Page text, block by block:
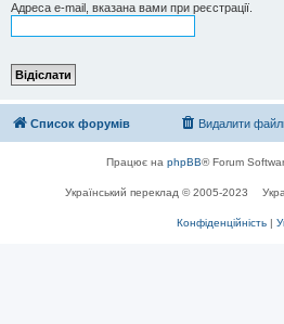
Адреса e-mail, вказана вами при реєстрації.
Список форумів Видалити
Працює на phpBB® Forum
Український переклад © 2005-2023
Конфіденційність |